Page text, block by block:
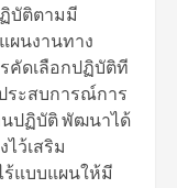
บัติตามมี
ผนงานทาง
คัดเลือกปฏิบัติที
ระสบการณ์การ
นปฏิบัติ พัฒนาได้
ว้เสริม
ร้แบบแผนให้มี